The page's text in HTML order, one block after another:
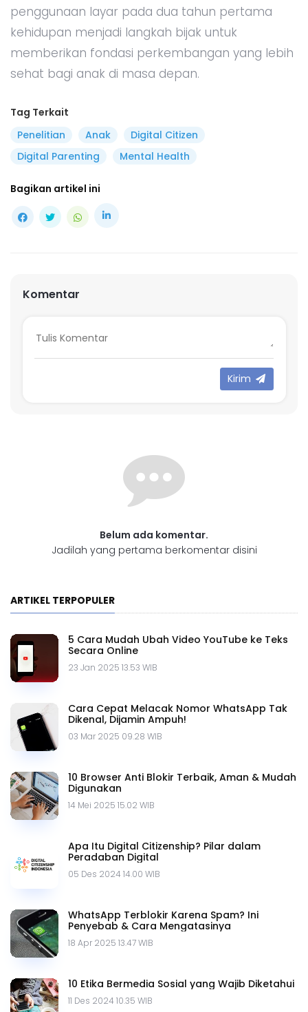
penggunaan layar pada dua tahun pertama
kehidupan menjadi langkah bijak untuk
memberikan fondasi perkembangan yang lebih
sehat bagi anak di masa depan.
Tag Terkait
Penelitian
Anak
Digital Citizen
Digital Parenting
Mental Health
Bagikan artikel ini
Komentar
Kirim
Belum ada komentar.
Jadilah yang pertama berkomentar disini
ARTIKEL TERPOPULER
5 Cara Mudah Ubah Video YouTube ke Teks
Secara Online
23 Jan 2025 13.53 WIB
Cara Cepat Melacak Nomor WhatsApp Tak
Dikenal, Dijamin Ampuh!
03 Mar 2025 09.28 WIB
10 Browser Anti Blokir Terbaik, Aman & Mudah
Digunakan
14 Mei 2025 15.02 WIB
Apa Itu Digital Citizenship? Pilar dalam
Peradaban Digital
05 Des 2024 14.00 WIB
WhatsApp Terblokir Karena Spam? Ini
Penyebab & Cara Mengatasinya
18 Apr 2025 13.47 WIB
10 Etika Bermedia Sosial yang Wajib Diketahui
11 Des 2024 10.35 WIB